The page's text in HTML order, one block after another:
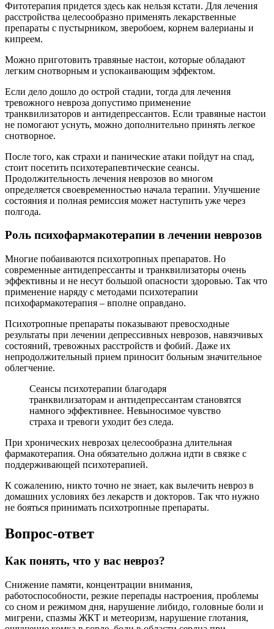
Фитотерапия придется здесь как нельзя кстати. Для лечения
расстройства целесообразно применять лекарственные
препараты с пустырником, зверобоем, корнем валерианы и
кипреем.
Можно приготовить травяные настои, которые обладают
легким снотворным и успокаивающим эффектом.
Если дело дошло до острой стадии, тогда для лечения
тревожного невроза допустимо применение
транквилизаторов и антидепрессантов. Если травяные настои
не помогают уснуть, можно дополнительно принять легкое
снотворное.
После того, как страхи и панические атаки пойдут на спад,
стоит посетить психотерапевтические сеансы.
Продолжительность лечения неврозов во многом
определяется своевременностью начала терапии. Улучшение
состояния и полная ремиссия может наступить уже через
полгода.
Роль психофармакотерапии в лечении неврозов
Многие побаиваются психотропных препаратов. Но
современные антидепрессанты и транквилизаторы очень
эффективны и не несут большой опасности здоровью. Так что
применение наряду с методами психотерапии
психофармакотерапия – вполне оправдано.
Психотропные препараты показывают превосходные
результаты при лечении депрессивных неврозов, навязчивых
состояний, тревожных расстройств и фобий. Даже их
непродолжительный прием приносит больным значительное
облегчение.
Сеансы психотерапии благодаря
транквилизаторам и антидепрессантам становятся
намного эффективнее. Невыносимое чувство
страха и тревоги уходит без следа.
При хронических неврозах целесообразна длительная
фармакотерапия. Она обязательно должна идти в связке с
поддерживающей психотерапией.
К сожалению, никто точно не знает, как вылечить невроз в
домашних условиях без лекарств и докторов. Так что нужно
не бояться принимать психотропные препараты.
Вопрос-ответ
Как понять, что у вас невроз?
Снижение памяти, концентрации внимания,
работоспособности, резкие перепады настроения, проблемы
со сном и режимом дня, нарушение либидо, головные боли и
мигрени, спазмы ЖКТ и метеоризм, нарушение глотания,